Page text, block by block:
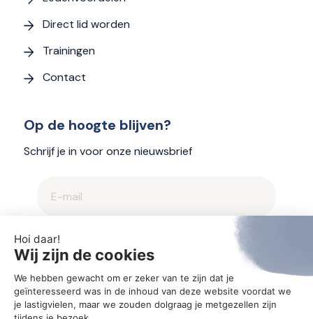
Direct lid worden
Trainingen
Contact
Op de hoogte blijven?
Schrijf je in voor onze nieuwsbrief